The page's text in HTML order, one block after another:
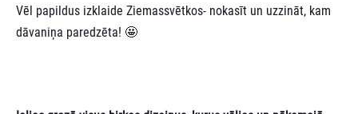
Vēl papildus izklaide Ziemassvētkos- nokasīt un uzzināt, kam
dāvaniņa paredzēta! 🤩